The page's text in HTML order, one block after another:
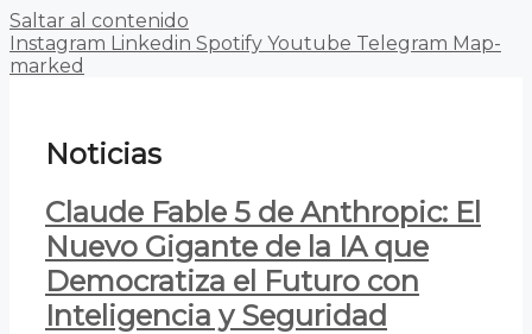
Saltar al contenido
Instagram Linkedin Spotify Youtube Telegram Map-
marked
Noticias
Claude Fable 5 de Anthropic: El
Nuevo Gigante de la IA que
Democratiza el Futuro con
Inteligencia y Seguridad